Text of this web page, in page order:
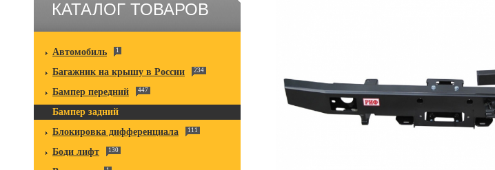
КАТАЛОГ ТОВАРОВ
Автомобиль 1
Багажник на крышу в России 234
Бампер передний 447
Бампер задний
Блокировка дифференциала
111
Боди лифт 130